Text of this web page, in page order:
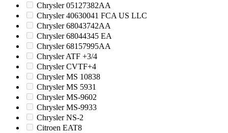
Chrysler 05127382AA
Chrysler 40630041 FCA US LLC
Chrysler 68043742AA
Chrysler 68044345 EA
Chrysler 68157995AA
Chrysler ATF +3/4
Chrysler CVTF+4
Chrysler MS 10838
Chrysler MS 5931
Chrysler MS-9602
Chrysler MS-9933
Chrysler NS-2
Citroen EAT8